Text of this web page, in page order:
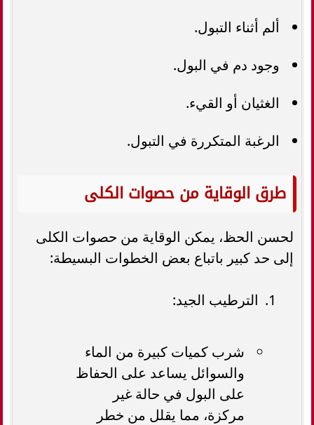
ألم أثناء التبول.
وجود دم في البول.
الغثيان أو القيء.
الرغبة المتكررة في التبول.
طرق الوقاية من حصوات الكلى
لحسن الحظ، يمكن الوقاية من حصوات الكلى
إلى حد كبير باتباع بعض الخطوات البسيطة:
الترطيب الجيد:
شرب كميات كبيرة من الماء
والسوائل يساعد على الحفاظ
على البول في حالة غير
مركزة، مما يقلل من خطر